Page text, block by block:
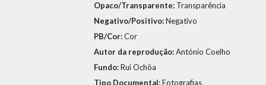
Opaco/Transparente: Transparência
Negativo/Positivo:Negativo
PB/Cor:Cor
Autor da reprodução:António Coelho
Fundo:Rui Ochôa
Tipo Documental:Fotografias